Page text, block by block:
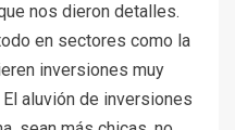
nos dieron detalles.
en sectores como la
inversiones muy
aluvión de inversiones